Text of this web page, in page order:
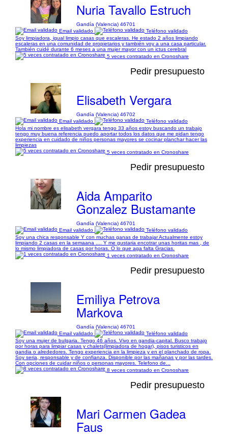
Nuria Tavallo Estruch
Gandía (Valencia) 46701
Email validado
Teléfono validado
Soy limpiadora, igual limpio casas que escaleras. He estado 2 años limpiando
escaleras en una comunidad de propietarios y también voy a una casa particular.
También cuidé durante 6 meses a una mujer mayor con un ictus cerebral
5 veces contratado en Cronoshare
Pedir presupuesto
Elisabeth Vergara
Gandía (Valencia) 46702
Email validado
Teléfono validado
Hola mi nombre es elisabeth vergara tengo 33 años estoy buscando un trabajo
tengo muy buena referencia puedo aportar todos los datos que me pidan tengo
experiencia en cuidado de niños personas mayores se cocinar planchar hacer las
limpiezas
5 veces contratado en Cronoshare
Pedir presupuesto
Aida Amparito
Gonzalez Bustamante
Gandía (Valencia) 46701
Email validado
Teléfono validado
Soy una chica responsable Y con muchas ganas de trabajar Actualmente estoy
limpiando 2 casas en la semaana .... Y me gustaria encotrar unas horitas mas , de
lo mismo limpiadora de casas por horas. O lo que aga falta Gracias.
1 veces contratado en Cronoshare
Pedir presupuesto
Emiliya Petrova
Markova
Gandía (Valencia) 46701
Email validado
Teléfono validado
Soy una mujer de bulgaria. Tengo 46 años. Vivo en gandia-capital. Busco trabajo
por horas para limpiar casas y chalets(limpiadora de hogar), pisos turisticos en
gandia o alrededores. Tengo experiencia en la limpieza y en el planchado de ropa.
Soy seria, responsable y de confianza. Disponible por las mañanas y por las tardes.
Con opciones de cuidar niños o personas mayores. Telefono de...
8 veces contratado en Cronoshare
Pedir presupuesto
Mari Carmen Gadea
Faus